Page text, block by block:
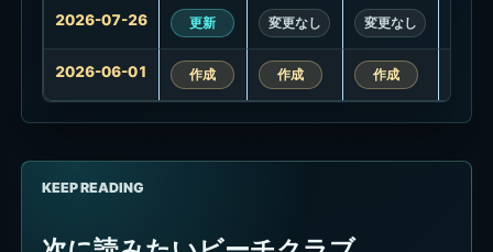
新
履
歴
2026-07-26 更新 変更なし 変更なし
2026-06-01 作成 作成 作成
KEEP READING